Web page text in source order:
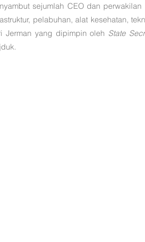
sejumlah CEO dan
pelabuhan, alat kesehatan,
Jerman yang dipimpin oleh State